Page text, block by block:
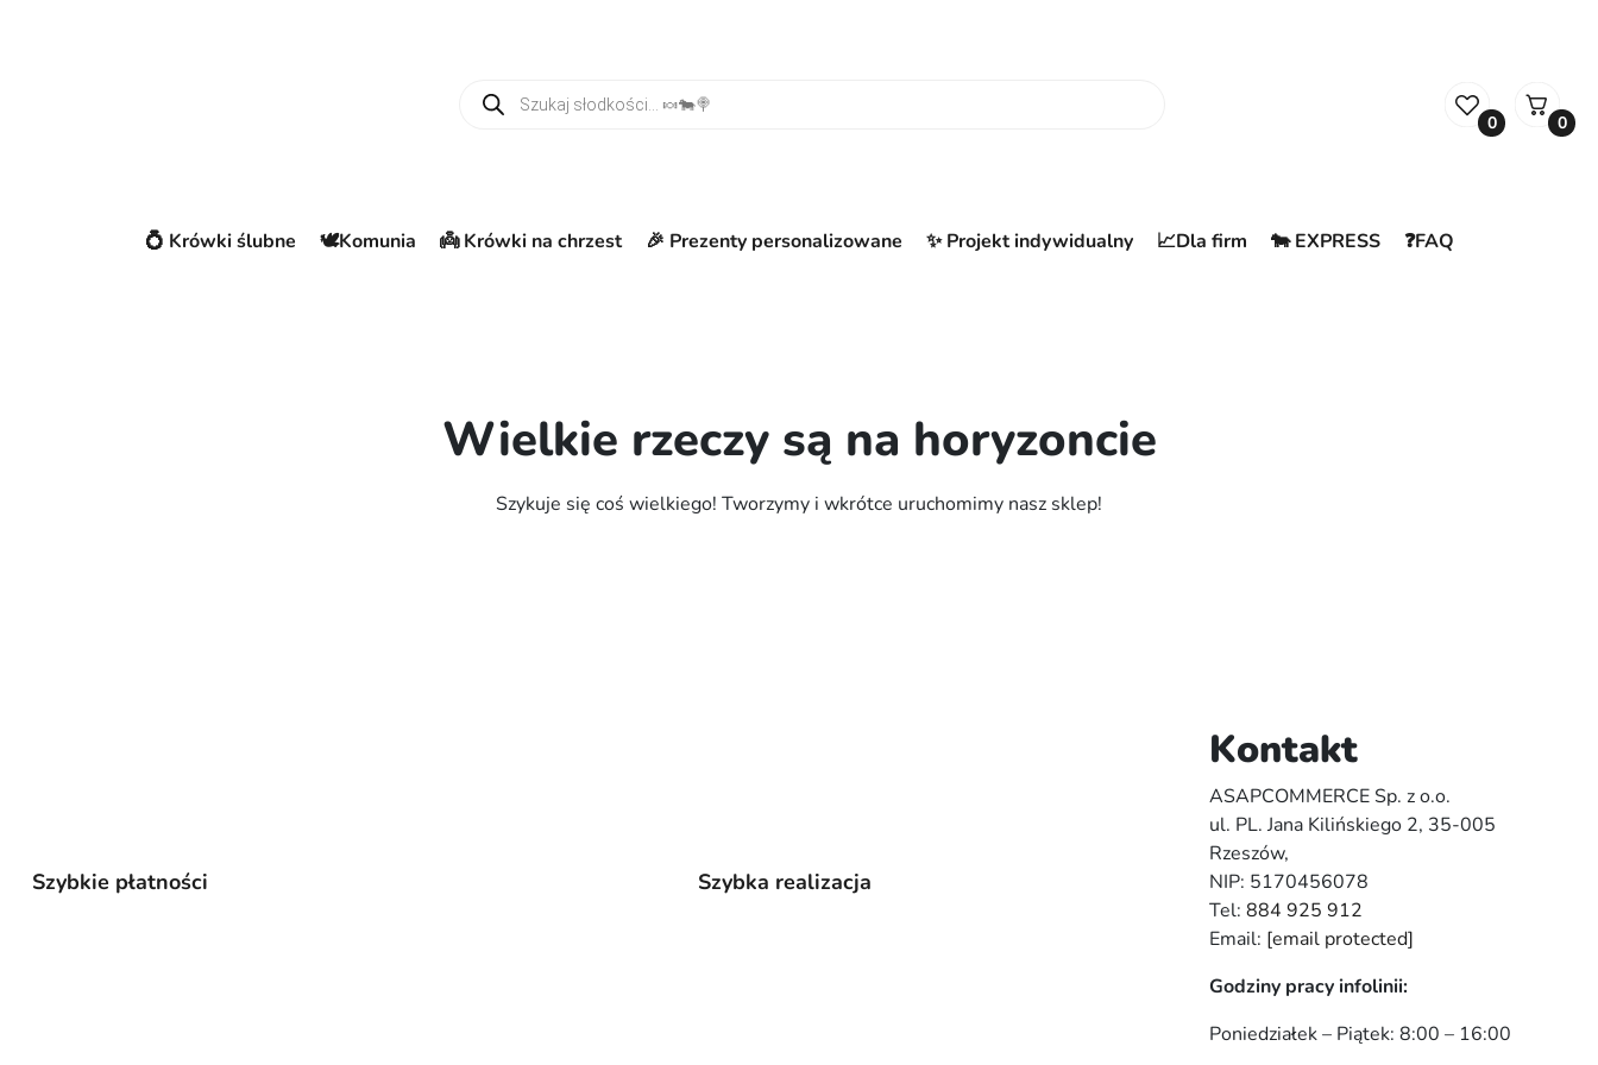
0 0
💍 Krówki ślubne 🕊️Komunia 👼 Krówki na chrzest 🎉 Prezenty personalizowane ✨ Projekt indywidualny 📈Dla firm 🐄 EXPRESS ❓FAQ
Wielkie rzeczy są na horyzoncie
Szykuje się coś wielkiego! Tworzymy i wkrótce uruchomimy nasz sklep!
Szybkie płatności Szybka realizacja
Kontakt
ASAPCOMMERCE Sp. z o.o.
ul. PL. Jana Kilińskiego 2, 35-005
Rzeszów,
NIP: 5170456078
Tel: 884 925 912
Email: [email protected]
Godziny pracy infolinii:
Poniedziałek – Piątek: 8:00 – 16:00